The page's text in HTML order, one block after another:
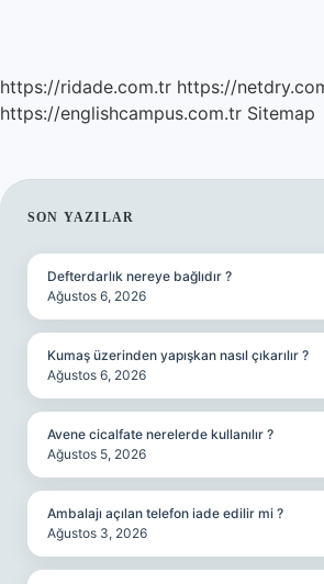
https://ridade.com.tr https://
https://englishcampus.com.tr Sitemap
SIDEBAR
SON YAZILAR
Defterdarlık nereye bağlıdır ?
Ağustos 6, 2026
Kumaş üzerinden yapışkan nasıl çıkarılır ?
Ağustos 6, 2026
Avene cicalfate nerelerde kullanılır ?
Ağustos 5, 2026
Ambalajı açılan telefon iade edilir mi ?
Ağustos 3, 2026